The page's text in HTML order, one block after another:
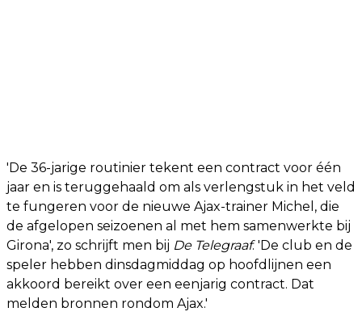
'De 36-jarige routinier tekent een contract voor één
jaar en is teruggehaald om als verlengstuk in het veld
te fungeren voor de nieuwe Ajax-trainer Michel, die
de afgelopen seizoenen al met hem samenwerkte bij
Girona', zo schrijft men bij De Telegraaf. 'De club en de
speler hebben dinsdagmiddag op hoofdlijnen een
akkoord bereikt over een eenjarig contract. Dat
melden bronnen rondom Ajax.'